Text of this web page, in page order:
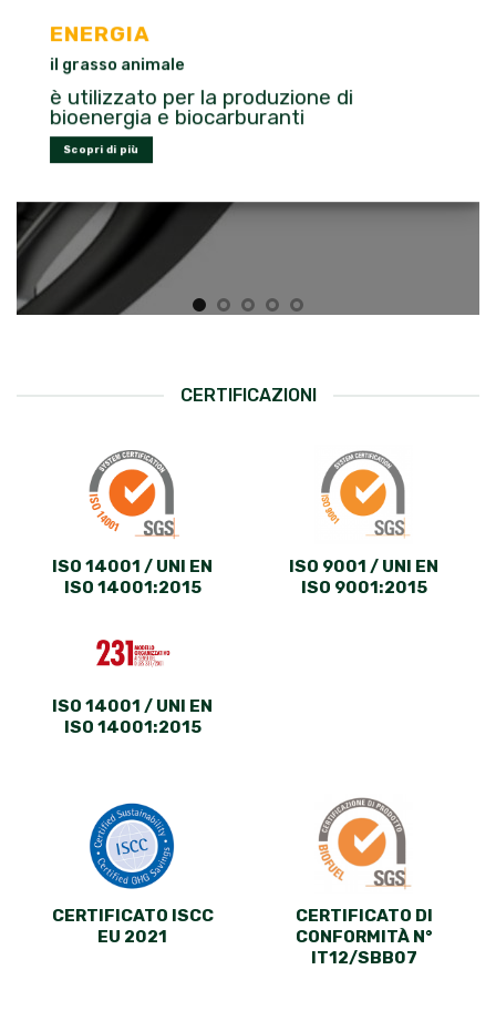
ENERGIA
il grasso animale
è utilizzato per la produzione di
bioenergia e biocarburanti
Scopri di più
CERTIFICAZIONI
ISO 14001 / UNI EN
ISO 14001:2015
ISO 14001 / UNI EN
ISO 14001:2015
ISO 9001 / UNI EN
ISO 9001:2015
CERTIFICATO ISCC
EU 2021
CERTIFICATO DI
CONFORMITÀ N°
IT12/SBB07